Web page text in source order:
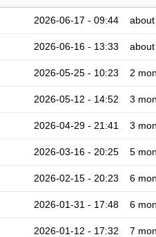
2026-06-17 - 09:44
2026-06-16 - 13:33
2026-05-25 - 10:23 2
2026-05-12 - 14:52 3
2026-04-29 - 21:41 3
2026-03-16 - 20:25 5
2026-02-15 - 20:23 6
2026-01-31 - 17:48 6
2026-01-12 - 17:32 7